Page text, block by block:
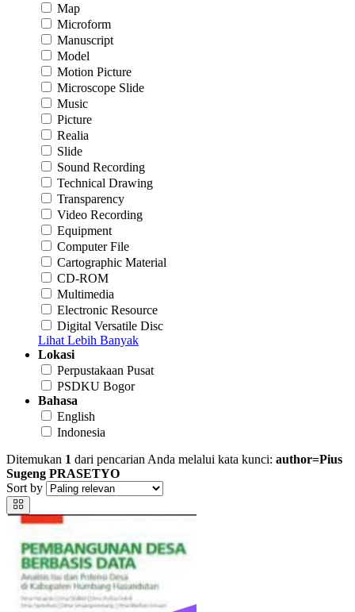
Map
Microform
Manuscript
Model
Motion Picture
Microscope Slide
Music
Picture
Realia
Slide
Sound Recording
Technical Drawing
Transparency
Video Recording
Equipment
Computer File
Cartographic Material
CD-ROM
Multimedia
Electronic Resource
Digital Versatile Disc
Lihat Lebih Banyak
Lokasi
Perpustakaan Pusat
PSDKU Bogor
Bahasa
English
Indonesia
Ditemukan 1 dari pencarian Anda melalui kata kunci: author=Pius
Sugeng PRASETYO
Sort by